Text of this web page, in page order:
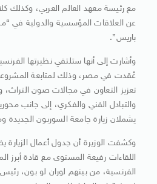
مع رئيسة معهد العالم العربي، وكذلك
عن العلاقات المؤسسية والدولية في
باريس”.
وأشارت إلى أنها ستلتقي نظيرتها
عُقدت في مصر، وذلك لمتابعة
تعزيز التعاون في مجالات صون التراث،
والتبادل الفني والفكري، إلى جانب
يشملان زيارة جامعة السوربون الجديدة
وكشفت الوزيرة أن جدول أعمال
اللقاءات رفيعة المستوى مع قادة أبرز
الفرنسية، من بينهم لوران لو بون،